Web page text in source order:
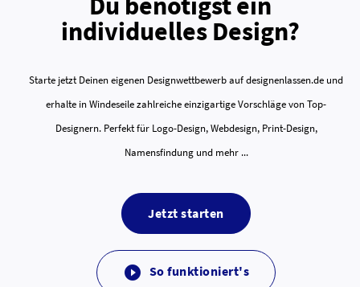
individuelles Design?
Starte jetzt Deinen eigenen Designwettbewerb auf designenlassen.de und
erhalte in Windeseile zahlreiche einzigartige Vorschläge von Top-
Designern. Perfekt für Logo-Design, Webdesign, Print-Design,
Namensfindung und mehr ...
Jetzt starten
 So funktioniert's